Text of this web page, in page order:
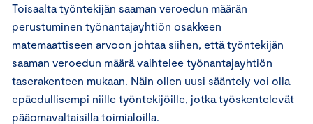
Toisaalta työntekijän saaman veroedun määrän
perustuminen työnantajayhtiön osakkeen
matemaattiseen arvoon johtaa siihen, että työntekijän
saaman veroedun määrä vaihtelee työnantajayhtiön
taserakenteen mukaan. Näin ollen uusi sääntely voi olla
epäedullisempi niille työntekijöille, jotka työskentelevät
pääomavaltaisilla toimialoilla.